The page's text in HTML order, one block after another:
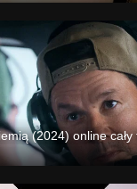
(2024) online